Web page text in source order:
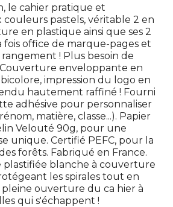
le cahier pratique et
pastels, véritable 2 en
en plastique ainsi que ses 2
fois office de marque-pages et
! Plus besoin de
enveloppante en
impression du logo en
hautement raffiné ! Fourni
adhésive pour personnaliser
matière, classe...). Papier
Velouté 90g, pour une
unique. Certifié PEFC, pour la
forêts. Fabriqué en France.
plastifiée blanche à couverture
les spirales tout en
ouverture du ca hier à
qui s'échappent !